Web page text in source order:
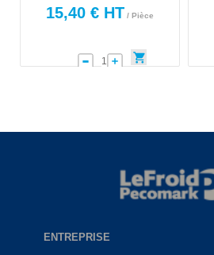
15,40 € HT / Pièce
ENTREPRISE